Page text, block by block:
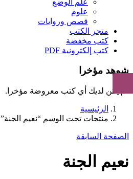
علم الوضع
علوم
قصص وروايات
متجر الكتب
كتب مخفضة
كتب إلكترونية PDF
شوهد مؤخرا
لم يكن لديك أي كتب معروضة مؤخرا.
الرئيسية
منتجات تحت الوسم “نعيم الجنة”
الصفحة السابقة
نعيم الجنة